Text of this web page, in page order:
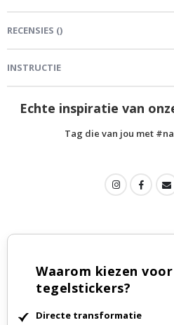
RECENSIES ()
INSTRUCTIE
Echte inspiratie van
Tag die van jou met
Waarom kiezen
tegelstickers?
Directe transformatie